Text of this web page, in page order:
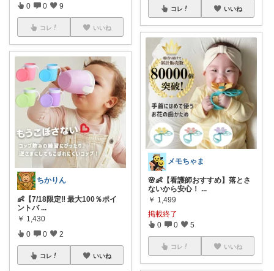
0 0 9
コレ いいね
ちかりん
👶【7/18限定‼ 最大100％ポイ
ントバ ...
￥ 1,430
0 0 2
コレ いいね
コレ いいね
メモちゃま
🌸👶【看護師おすすめ】落とさ
ないから安心！ ...
￥ 1,499
掲載終了
0 0 5
コレ いいね